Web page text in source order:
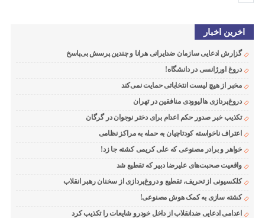
اخرین اخبار
گزارش ادعایی سازمان ضدایرانی هرانا و چندین پرسش بی‌پاسخ
دروغ اورژانسی در دانشگاه!
مخبر از هیچ لیست انتخاباتی حمایت نمی‌کند
دروغ‌پردازی هالیوودی منافقین در تهران
تکذیب خبر صدور حکم اعدام برای دختر نوجوان در گرگان
اعتراف ناخواسته کودتاچیان به حمله به مراکز نظامی
خواهر و برادر مصنوعی که علی کریمی کشته جا زد!
واقعیت صحبت‌های علیرضا دبیر که تقطیع شد
کلکسیونی از تحریف، تقطیع و دروغ‌پردازی از سخنان رهبر انقلاب
کشته سازی به کمک هوش مصنوعی!
اعدامی ادعایی ضدانقلاب از داخل خودرو شایعات را تکذیب کرد